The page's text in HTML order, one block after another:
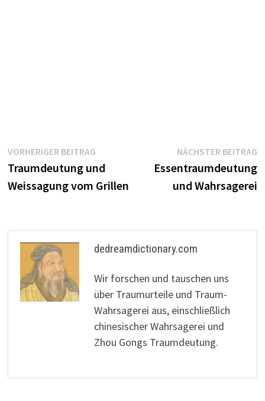
Beitragsnavigation
VORHERIGER BEITRAGVorheriger
Beitrag:
Traumdeutung und
Weissagung vom Grillen
NÄCHSTER BEITRAG
Essentraumdeutung
und Wahrsagerei
dedreamdictionary.com
Wir forschen und tauschen uns
über Traumurteile und Traum-
Wahrsagerei aus, einschließlich
chinesischer Wahrsagerei und
Zhou Gongs Traumdeutung.